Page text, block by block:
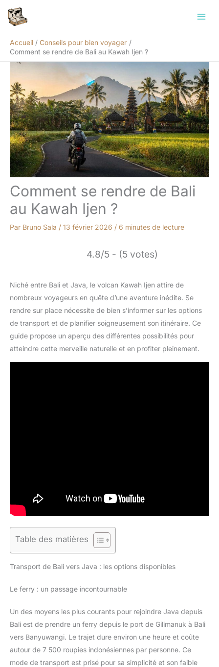
Accueil
Conseils pour bien voyager
Comment se rendre de Bali au Kawah Ijen ?
Comment se rendre de Bali
au Kawah Ijen ?
Par Bruno Sala / 13 février 2026 / 6 minutes de lecture
4.8/5 - (5 votes)
Niché entre Bali et Java, le volcan Kawah Ijen attire de
nombreux voyageurs en quête d’une aventure inédite. Se
rendre sur place nécessite de bien s’informer sur les options
de transport et de planifier soigneusement son itinéraire. Ce
guide propose un aperçu des différentes possibilités pour
atteindre cette merveille naturelle et en profiter pleinement.
Table des matières
Transport de Bali vers Java : les options disponibles
Le ferry : un passage incontournable
Un des moyens les plus courants pour rejoindre Java depuis
Bali est de prendre un ferry depuis le port de Gilimanuk à Bali
vers Banyuwangi. Le trajet dure environ une heure et coûte
autour de 7 500 roupies indonésiennes par personne. Ce
mode de transport est prisé pour sa simplicité et son faible
Rechercher